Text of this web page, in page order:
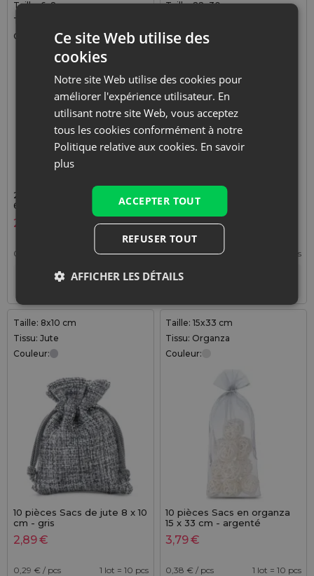
Taille: 6x8 cm
Tissu: Organza
Couleur:
25 pièces Sacs en organza
6 x 8 cm - argenté
2,49
0,10 1 lot = 25 pcs
En rupture de stock
Taille: 22x30 cm
Couleur:
5 pièces Sacs en satin 22 x
30 cm - argenté
3,09€
0,62 € / pcs 1 lot = 5 pcs
–
Taille: 8x10 cm
Tissu: Jute
Couleur:
10 pièces Sacs de jute 8 x 10
cm - gris
2,89€
0,29 € / pcs 1 lot = 10 pcs
Taille: 15x33 cm
Tissu: Organza
Couleur:
10 pièces Sacs en organza
15 x 33 cm - argenté
3,79€
0,38 € / pcs 1 lot = 10 pcs
Ce site Web utilise des
cookies
Notre site Web utilise des cookies pour
améliorer l'expérience utilisateur. En
utilisant notre site Web, vous acceptez
tous les cookies conformément à notre
Politique relative aux cookies. En savoir
plus
ACCEPTER TOUT
REFUSER TOUT
AFFICHER LES DÉTAILS